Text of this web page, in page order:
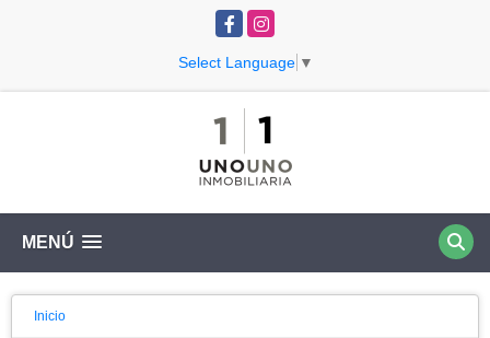
FacebookInstagram
Select Language ▼
MENÚ
Inicio